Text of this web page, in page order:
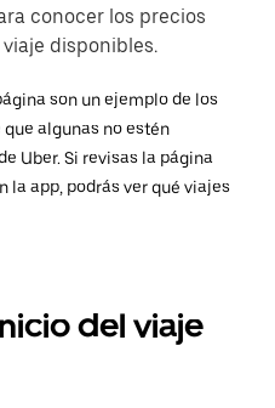
conocer los precios
disponibles.
son un ejemplo de los
que algunas no estén
Uber. Si revisas la página
la app, podrás ver qué viajes
del viaje